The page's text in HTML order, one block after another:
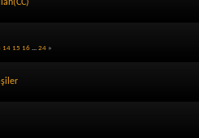
14 15 16 24»